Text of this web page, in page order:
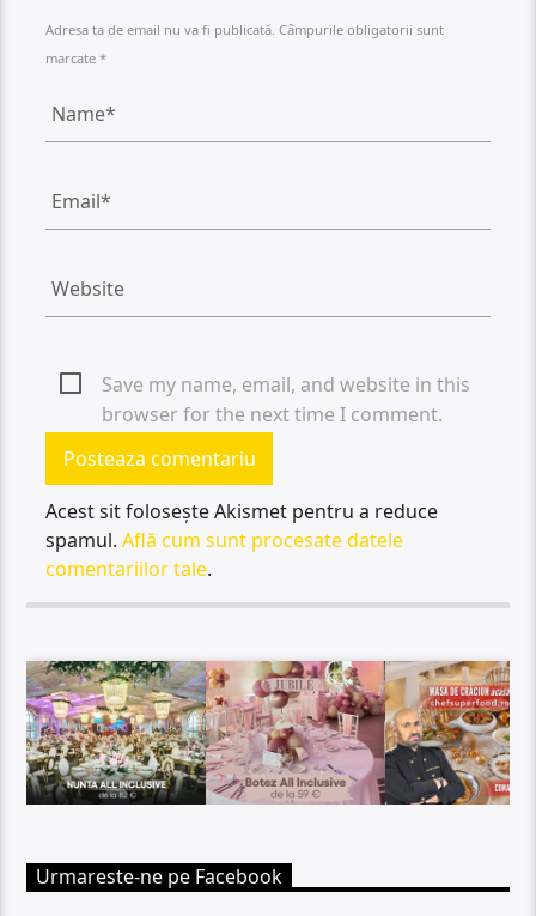
Adresa ta de email nu va fi publicată. Câmpurile obligatorii sunt
marcate *
Save my name, email, and website in this
browser for the next time I comment.
Acest sit folosește Akismet pentru a reduce
spamul.Află cum sunt procesate datele
comentariilor tale.
Urmareste-ne pe Facebook